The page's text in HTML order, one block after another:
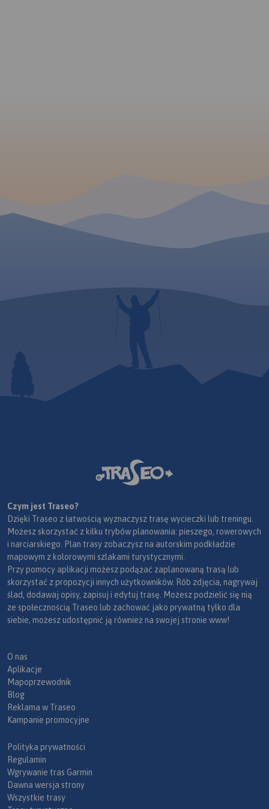
Czym jest Traseo?
Dzięki Traseo z łatwością wyznaczysz trasę wycieczki lub treningu.
Możesz skorzystać z kilku trybów planowania: pieszego, rowerowych
i narciarskiego. Plan trasy zobaczysz na autorskim podkładzie
mapowym z kolorowymi szlakami turystycznymi.
Przy pomocy aplikacji możesz podążać zaplanowaną trasą lub
skorzystać z propozycji innych użytkowników. Rób zdjęcia, nagrywaj
ślad, dodawaj opisy, zapisuj i edytuj trasę. Możesz podzielić się nią
ze społecznością Traseo lub zachować jako prywatną tylko dla
siebie, możesz udostępnić ją również na swojej stronie www!
O nas
Aplikacje
Mapoprzewodnik
Blog
Reklama w Traseo
Kampanie promocyjne
Polityka prywatności
Regulamin
Wgrywanie tras Garmin
Dawna wersja strony
Wszystkie trasy